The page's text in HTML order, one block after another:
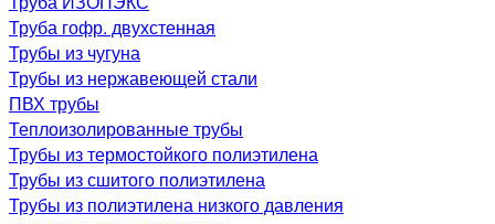
Труба гофр. двухстенная
Трубы из чугуна
Трубы из нержавеющей стали
ПВХ трубы
Теплоизолированные трубы
Трубы из термостойкого полиэтилена
Трубы из сшитого полиэтилена
Трубы из полиэтилена низкого давления